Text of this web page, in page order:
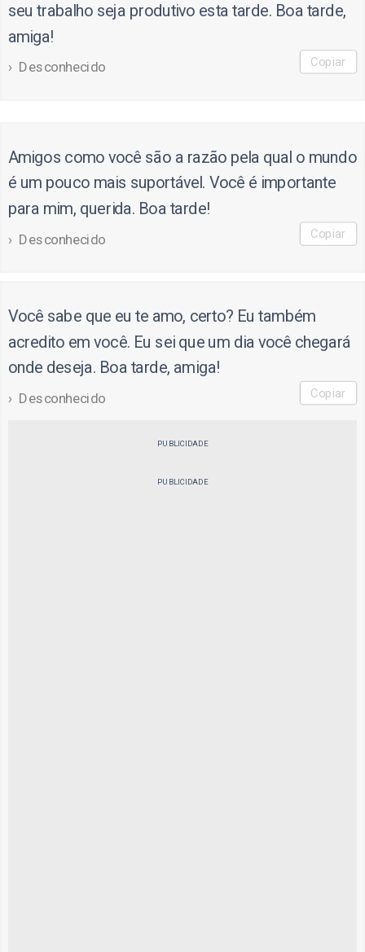
seu trabalho seja produtivo esta tarde. Boa tarde,
amiga!
Desconhecido Copiar
Amigos como você são a razão pela qual o mundo
é um pouco mais suportável. Você é importante
para mim, querida. Boa tarde!
Desconhecido Copiar
Você sabe que eu te amo, certo? Eu também
acredito em você. Eu sei que um dia você chegará
onde deseja. Boa tarde, amiga!
Desconhecido Copiar
PUBLICIDADE
PUBLICIDADE